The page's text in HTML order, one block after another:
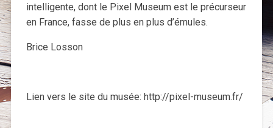
intelligente, dont le Pixel Museum est le précurseur
en France, fasse de plus en plus d’émules.
Brice Losson
Lien vers le site du musée: http://pixel-museum.fr/